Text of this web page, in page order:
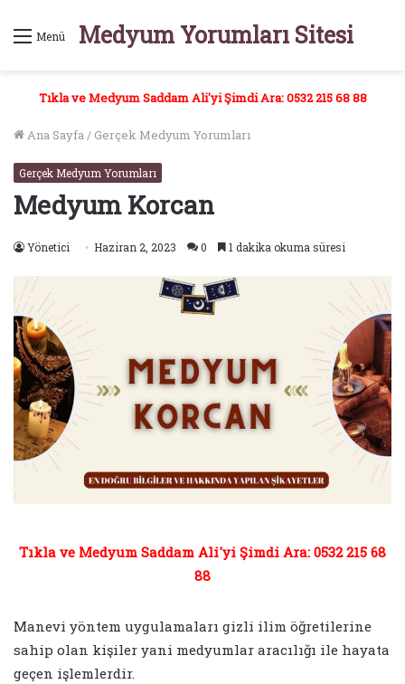
Menü Medyum Yorumları Sitesi
Tıkla ve Medyum Saddam Ali'yi Şimdi Ara: 0532 215 68 88
Ana Sayfa/ Gerçek Medyum Yorumları
Gerçek Medyum Yorumları
Medyum Korcan
Yönetici Haziran 2, 2023 0 1 dakika okuma süresi
Tıkla ve Medyum Saddam Ali'yi Şimdi Ara: 0532 215 68
88
Manevi yöntem uygulamaları gizli ilim öğretilerine
sahip olan kişiler yani medyumlar aracılığı ile hayata
geçen işlemlerdir.